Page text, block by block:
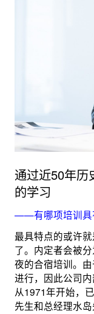
通过近50年历
的学习
——有哪项培训具
最具特点的或许
了。内定者会被
夜的合宿培训。
进行，因此公司
从1971年开始，
先生和总经理水